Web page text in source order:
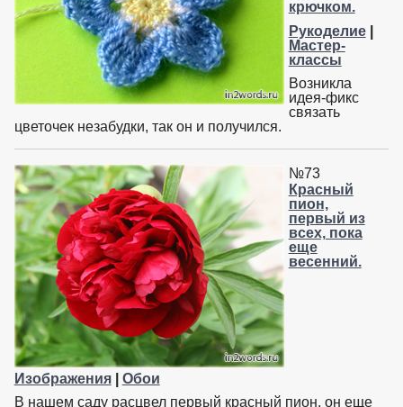
крючком.
Рукоделие|
Мастер-
классы
Возникла
идея-фикс
связать
цветочек незабудки, так он и получился.
№73
Красный
пион,
первый из
всех, пока
еще
весенний.
Изображения| Обои
В нашем саду расцвел первый красный пион, он еще